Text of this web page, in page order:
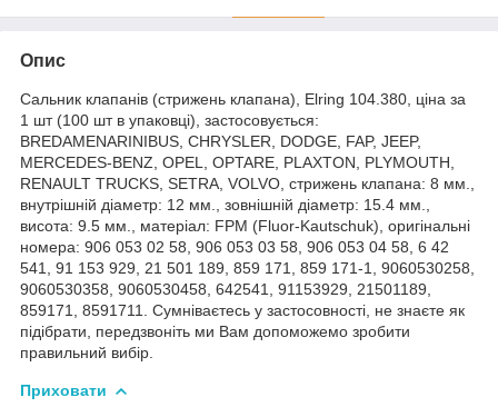
Опис
Cальник клапанів (стрижень клапана), Elring 104.380, ціна за
1 шт (100 шт в упаковці), застосовується:
BREDAMENARINIBUS, CHRYSLER, DODGE, FAP, JEEP,
MERCEDES-BENZ, OPEL, OPTARE, PLAXTON, PLYMOUTH,
RENAULT TRUCKS, SETRA, VOLVO, стрижень клапана: 8 мм.,
внутрішній діаметр: 12 мм., зовнішній діаметр: 15.4 мм.,
висота: 9.5 мм., матеріал: FPM (Fluor-Kautschuk), оригінальні
номера: 906 053 02 58, 906 053 03 58, 906 053 04 58, 6 42
541, 91 153 929, 21 501 189, 859 171, 859 171-1, 9060530258,
9060530358, 9060530458, 642541, 91153929, 21501189,
859171, 8591711. Сумніваєтесь у застосовності, не знаєте як
підібрати, передзвоніть ми Вам допоможемо зробити
правильний вибір.
Приховати